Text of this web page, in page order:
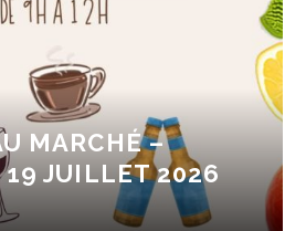
MARCHÉ –
JUILLET 2026